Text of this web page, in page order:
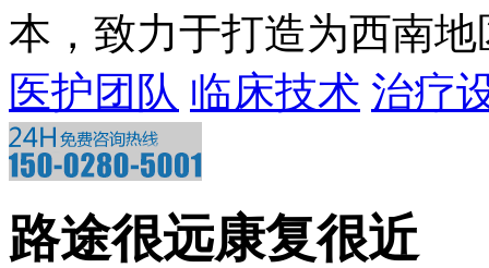
本，致力于打造为西南
医护团队 临床技术 治疗
路途很远康复很近